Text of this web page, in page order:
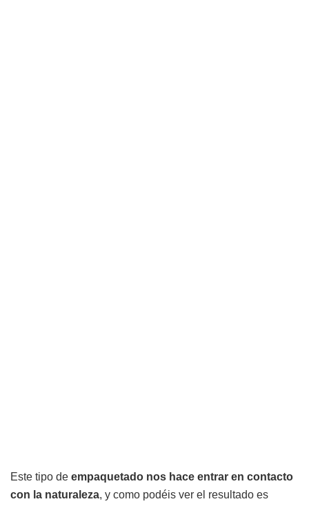
Este tipo de empaquetado nos hace entrar en contacto
con la naturaleza, y como podéis ver el resultado es